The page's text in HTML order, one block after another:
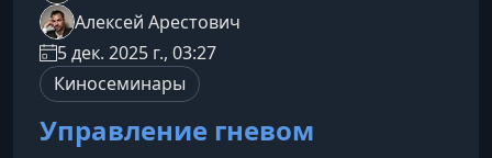
Алексей Арестович
5 дек. 2025 г., 03:27
Киносеминары
Управление гневом